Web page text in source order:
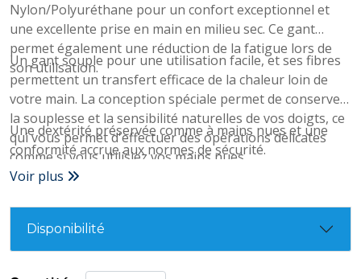
Nylon/Polyuréthane pour un confort exceptionnel et
une excellente prise en main en milieu sec. Ce gant
permet également une réduction de la fatigue lors de
son utilisation.
Un gant souple pour une utilisation facile, et ses fibres
permettent un transfert efficace de la chaleur loin de
votre main. La conception spéciale permet de conserver
la souplesse et la sensibilité naturelles de vos doigts, ce
qui vous permet d'effectuer des opérations délicates
comme si vous utilisiez vos mains nues.
Une dextérité préservée comme à mains nues et une
conformité accrue aux normes de sécurité.
Voir plus
Disponibilité